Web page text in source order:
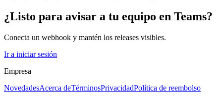
¿Listo para avisar a tu equipo en Teams?
Conecta un webhook y mantén los releases visibles.
Ir a iniciar sesión
Empresa
NovedadesAcerca deTérminosPrivacidadPolítica de reembolso